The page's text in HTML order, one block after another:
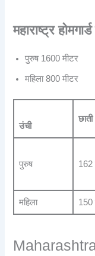
महाराष्ट्र
पुरुष 1600 मीटर
महिला 800 मीटर
उंची
छाती
पुरुष 162
महिला 150